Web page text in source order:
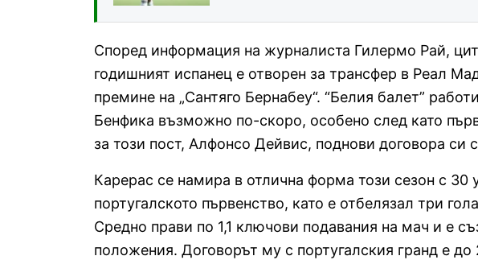
Според информация на журналиста Гилермо Рай,
годишният испанец е отворен за трансфер в Реал
премине на „Сантяго Бернабеу“. “Белия балет”
Бенфика възможно по-скоро, особено след като
за този пост, Алфонсо Дейвис, поднови договора си с
Карерас се намира в отлична форма този сезон с 30
португалското първенство, като е отбелязал три
Средно прави по 1,1 ключови подавания на мач и е
положения. Договорът му с португалския гранд е до